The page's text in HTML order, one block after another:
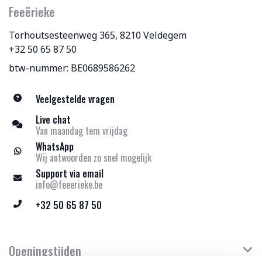
Feeërieke
Torhoutsesteenweg 365, 8210 Veldegem
+32 50 65 87 50
btw-nummer: BE0689586262
Veelgestelde vragen
Live chat
Van maandag tem vrijdag
WhatsApp
Wij antwoorden zo snel mogelijk
Support via email
info@feeerieke.be
+32 50 65 87 50
Openingstijden